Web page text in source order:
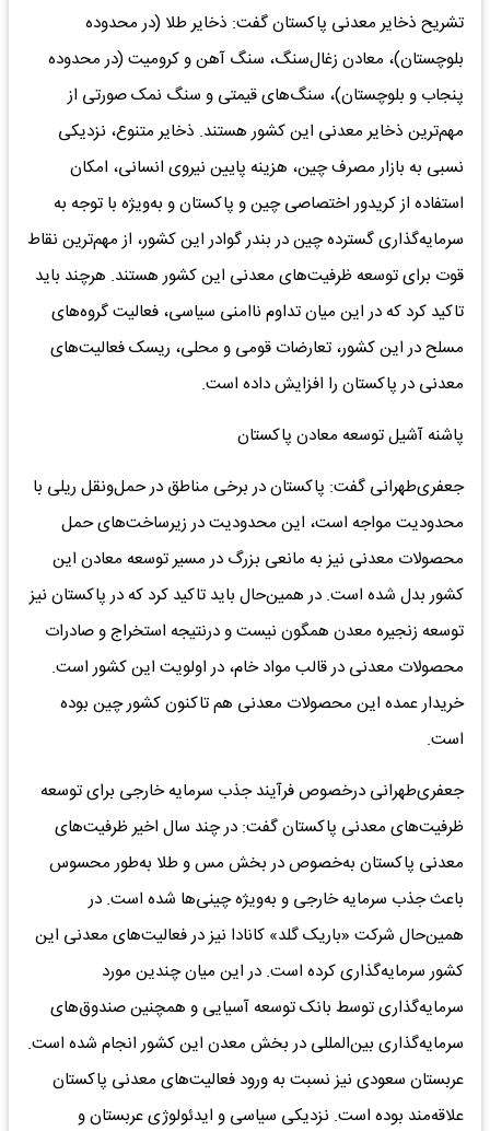
تشریح ذخایر معدنی پاکستان گفت: ذخایر طلا (در محدوده
بلوچستان)، معادن زغال‌سنگ، سنگ آهن و کرومیت (در محدوده
پنجاب و بلوچستان)، سنگ‌های قیمتی و سنگ نمک صورتی از
مهم‌ترین ذخایر معدنی این کشور هستند. ذخایر متنوع، نزدیکی
نسبی به بازار مصرف چین، هزینه پایین نیروی انسانی، امکان
استفاده از کریدور اختصاصی چین و پاکستان و به‌ویژه با توجه به
سرمایه‌گذاری گسترده چین در بندر گوادر این کشور، از مهم‌ترین نقاط
قوت برای توسعه ظرفیت‌های معدنی این کشور هستند. هرچند باید
تاکید کرد که در این میان تداوم ناامنی سیاسی، فعالیت گروه‌های
مسلح در این کشور، تعارضات قومی و محلی، ریسک فعالیت‌های
معدنی در پاکستان را افزایش داده است.
پاشنه آشیل توسعه معادن پاکستان
جعفری‌طهرانی گفت: پاکستان در برخی مناطق در حمل‌و‌نقل ریلی با
محدودیت مواجه است، این محدودیت در زیرساخت‌های حمل
محصولات معدنی نیز به مانعی بزرگ در مسیر توسعه معادن این
کشور بدل شده است. در همین‌حال باید تاکید کرد که در پاکستان نیز
توسعه زنجیره معدن همگون نیست و درنتیجه استخراج و صادرات
محصولات معدنی در قالب مواد خام، در اولویت این کشور است.
خریدار عمده این محصولات معدنی هم تاکنون کشور چین بوده
است.
جعفری‌طهرانی درخصوص فرآیند جذب سرمایه خارجی برای توسعه
ظرفیت‌های معدنی پاکستان گفت: در چند سال اخیر ظرفیت‌های
معدنی پاکستان به‌خصوص در بخش مس و طلا به‌طور محسوس
باعث جذب سرمایه خارجی و به‌ویژه چینی‌ها شده است. در
همین‌حال شرکت «باریک گلد» کانادا نیز در فعالیت‌های معدنی این
کشور سرمایه‌گذاری کرده است. در این میان چندین مورد
سرمایه‌گذاری توسط بانک توسعه آسیایی و همچنین صندوق‌های
سرمایه‌گذاری بین‌المللی در بخش معدن این کشور انجام شده است.
عربستان سعودی نیز نسبت به ورود فعالیت‌های معدنی پاکستان
علاقه‌مند بوده است. نزدیکی سیاسی و ایدئولوژی عربستان و